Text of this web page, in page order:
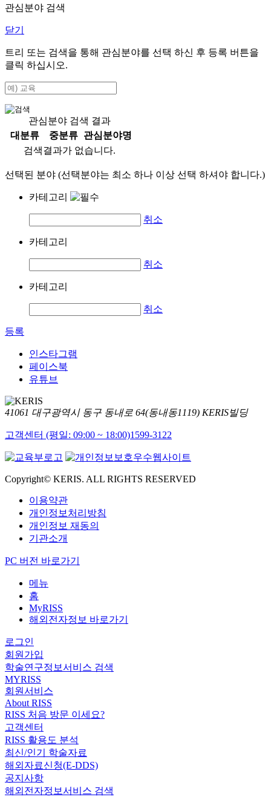
관심분야 검색
닫기
트리 또는 검색을 통해 관심분야를 선택 하신 후 등록 버튼을
클릭 하십시오.
관심분야 검색 결과
대분류
중분류
관심분야명
검색결과가 없습니다.
선택된 분야 (선택분야는 최소 하나 이상 선택 하셔야 합니다.)
카테고리
취소
카테고리
취소
카테고리
취소
등록
인스타그램
페이스북
유튜브
41061 대구광역시 동구 동내로 64(동내동1119) KERIS빌딩
고객센터 (평일: 09:00 ~ 18:00)1599-3122
Copyright© KERIS. ALL RIGHTS RESERVED
이용약관
개인정보처리방침
개인정보 재동의
기관소개
PC 버전 바로가기
메뉴
홈
MyRISS
해외전자정보 바로가기
로그인
회원가입
학술연구정보서비스 검색
MYRISS
회원서비스
About RISS
RISS 처음 방문 이세요?
고객센터
RISS 활용도 분석
최신/인기 학술자료
해외자료신청(E-DDS)
공지사항
해외전자정보서비스 검색